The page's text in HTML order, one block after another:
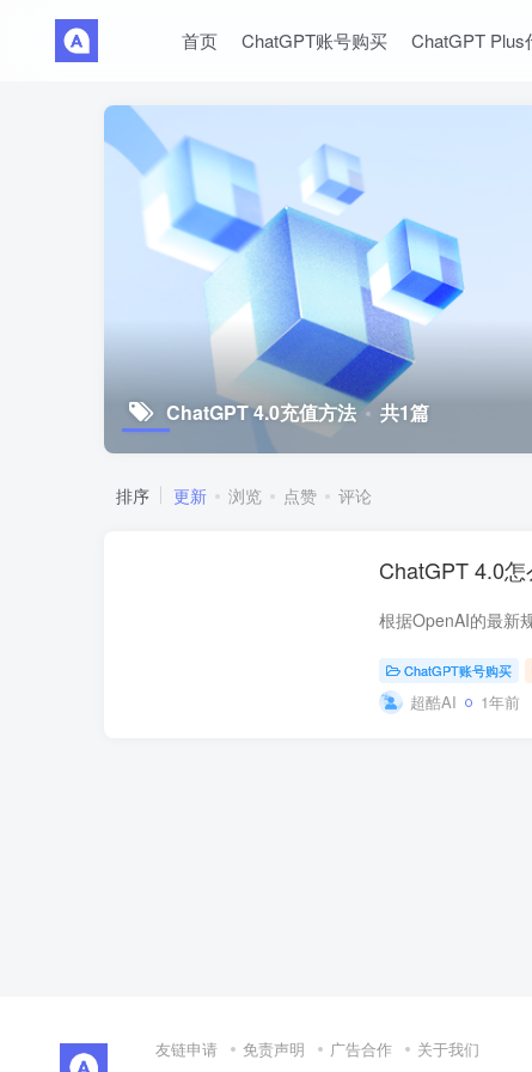
首页 ChatGPT账号购买 ChatGPT Plus
ChatGPT 4.0充值方法 共1篇
排序 更新 浏览 点赞 评论
ChatGPT 4.0
ChatGPT账号购买
超酷AI 1年前
友链申请 免责声明 广告合作 关于我们